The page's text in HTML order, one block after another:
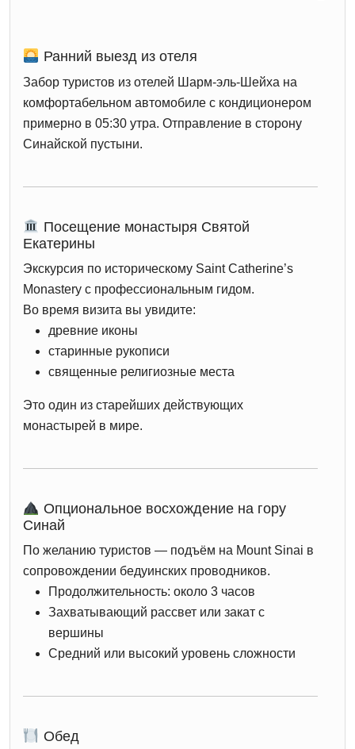
Ранний выезд из отеля
Забор туристов из отелей Шарм-эль-Шейха на
комфортабельном автомобиле с кондиционером
примерно в 05:30 утра. Отправление в сторону
Синайской пустыни.
Посещение монастыря Святой
Екатерины
Экскурсия по историческому Saint Catherine’s
Monastery с профессиональным гидом.
Во время визита вы увидите:
древние иконы
старинные рукописи
священные религиозные места
Это один из старейших действующих
монастырей в мире.
Опциональное восхождение на гору
Синай
По желанию туристов — подъём на Mount Sinai в
сопровождении бедуинских проводников.
Продолжительность: около 3 часов
Захватывающий рассвет или закат с
вершины
Средний или высокий уровень сложности
Обед